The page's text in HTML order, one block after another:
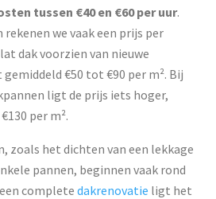
tussen €40 en €60 per uur.
we vaak een prijs per
dak voorzien van nieuwe
gemiddeld €50 tot €90 per m². Bij
ligt de prijs iets hoger,
per m².
zoals het dichten van een lekkage
pannen, beginnen vaak rond
een completedakrenovatie ligt het